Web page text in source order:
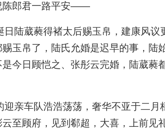
陈郎君一路平安——
陆葳蕤得褚太后赐玉帛，建康风议
赐玉帛了，陆氏允婚是迟早的事，陆
是今日顾恺之、张彤云完婚，陆葳蕤
亲车队浩浩荡荡，奢华不亚于二月
至顾府，见到郗超，大喜，上前见礼